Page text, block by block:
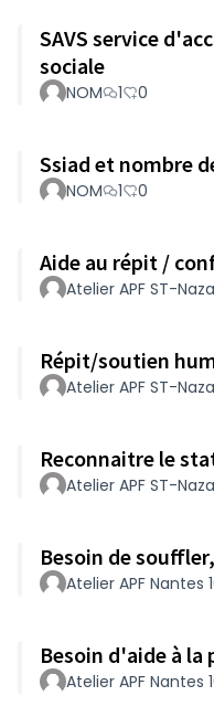
SAVS service
sociale
NOM 1 0
Ssiad et nombre
NOM 1 0
Aide au répit /
Atelier APF ST-
Répit/soutien
Atelier APF ST-
Reconnaitre le
Atelier APF ST-
Besoin de
Atelier APF Nantes
Besoin d'aide à la
Atelier APF Nantes